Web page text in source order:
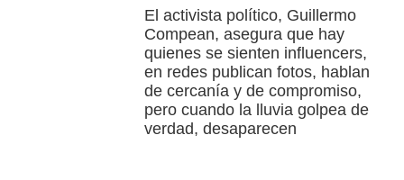
El activista político, Guillermo
Compean, asegura que hay
quienes se sienten influencers,
en redes publican fotos, hablan
de cercanía y de compromiso,
pero cuando la lluvia golpea de
verdad, desaparecen